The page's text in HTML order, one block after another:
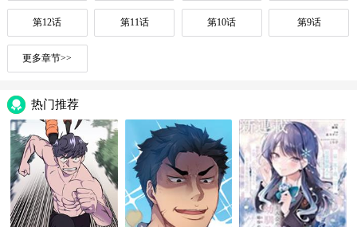
第12话 第11话 第10话 第9话
更多章节>>
热门推荐